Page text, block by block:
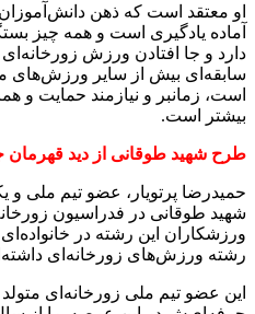
او معتقد است که ذهن
آماده یادگیری است و همه چیز
دارد و جا افتادن ورزش
سابقه‌ای بیش از سایر ورزش‌های
است، زمانبر و نیازمند حمایت و
بیشتر است.
طرح شهید طوقانی از دید قهرمان
حمیدرضا پرتویار، عضو تیم ملی و
شهید طوقانی در فدراسیون
ورزشکاران این رشته در
رشته ورزش‌های زورخانه‌ای